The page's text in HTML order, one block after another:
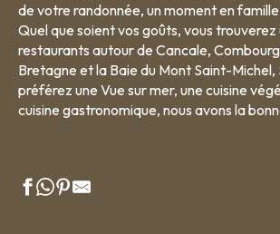
de votre randonnée, un moment en
Quel que soient vos goûts, vous trouverez
restaurants autour de Cancale,
Bretagne et la Baie du Mont Saint-Michel,
préférez une Vue sur mer, une cuisine
cuisine gastronomique, nous avons la